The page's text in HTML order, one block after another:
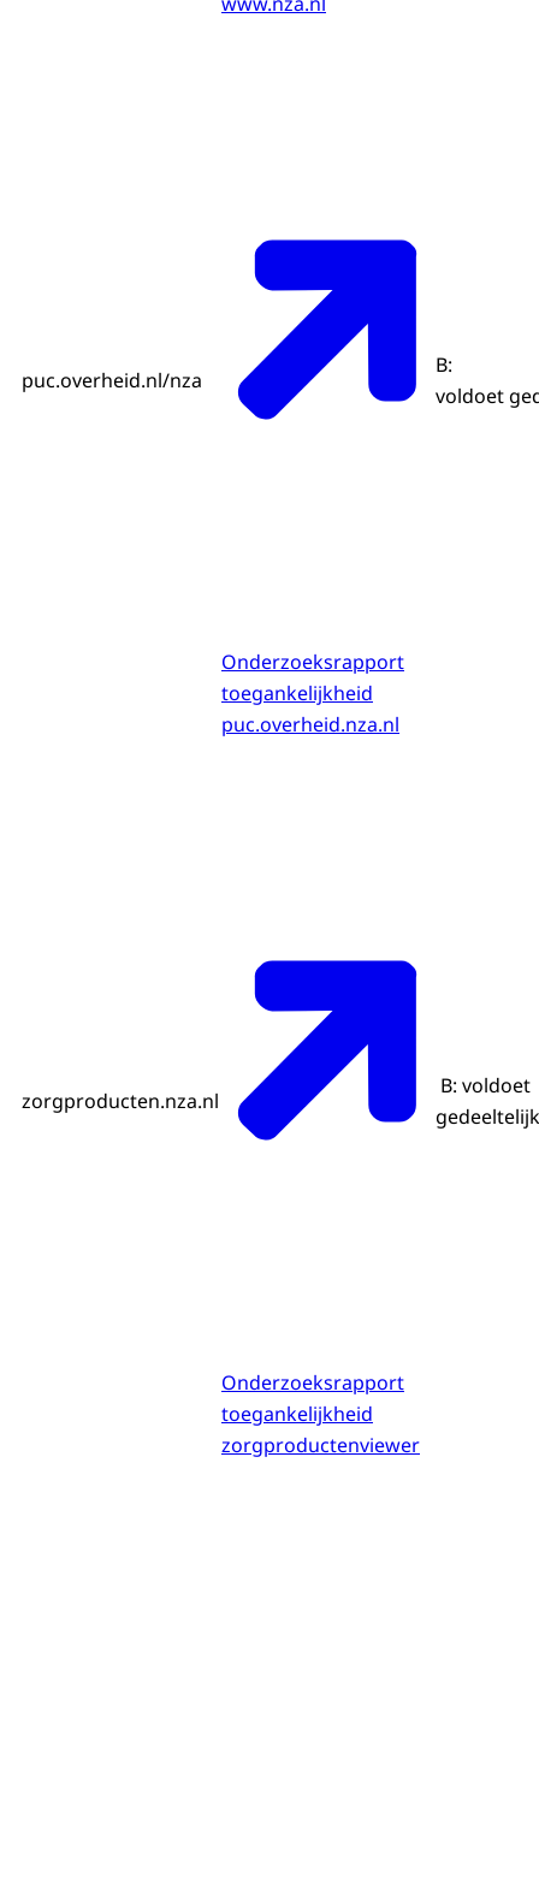
puc.overheid.nl/nza
Onderzoeksrapport
toegankelijkheid
puc.overheid.nza.nl
B:
voldoet
zorgproducten.nza.nl
Onderzoeksrapport
toegankelijkheid
zorgproductenviewer
B: voldoet
gedeeltelijk